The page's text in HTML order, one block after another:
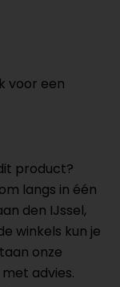
voor een
product?
langs in één
den IJssel,
winkels kun je
onze
advies.